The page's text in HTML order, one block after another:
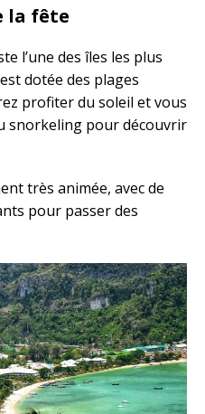
la fête
l’une des îles les plus
dotée des plages
profiter du soleil et vous
snorkeling pour découvrir
très animée, avec de
pour passer des